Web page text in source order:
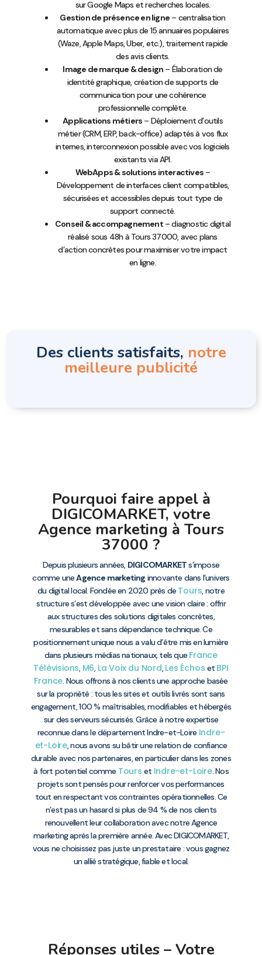
sur Google Maps et recherches locales.
Gestion de présence en ligne – centralisation
automatique avec plus de 15 annuaires populaires
(Waze, Apple Maps, Uber, etc.), traitement rapide
des avis clients.
Image de marque & design – Élaboration de
identité graphique, création de supports de
communication pour une cohérence
professionnelle complète.
Applications métiers – Déploiement d’outils
métier (CRM, ERP, back-office) adaptés à vos flux
internes, interconnexion possible avec vos logiciels
existants via API.
WebApps & solutions interactives –
Développement de interfaces client compatibles,
sécurisées et accessibles depuis tout type de
support connecté.
Conseil & accompagnement– diagnostic digital
réalisé sous 48h à Tours 37000, avec plans
d’action concrètes pour maximiser votre impact
en ligne.
Des clients satisfaits, notre
meilleure publicité
Pourquoi faire appel à
DIGICOMARKET, votre
Agence marketing à Tours
37000 ?
Depuis plusieurs années, DIGICOMARKETs’impose
comme uneAgence marketing innovante dans l’univers
du digital local. Fondée en 2020 près de Tours, notre
structure s’est développée avec une vision claire : offrir
aux structures des solutions digitales concrètes,
mesurables et sans dépendance technique. Ce
positionnement unique nous a valu d’être mis en lumière
dans plusieurs médias nationaux, tels que France
Télévisions, M6, La Voix du Nord,Les Échos et BPI
France. Nous offrons à nos clients une approche basée
sur la propriété : tous les sites et outils livrés sont sans
engagement, 100 % maîtrisables, modifiables et hébergés
sur des serveurs sécurisés. Grâce à notre expertise
reconnue dans le département Indre-et-Loire Indre-
et-Loire, nous avons su bâtir une relation de confiance
durable avec nos partenaires, en particulier dans les zones
à fort potentiel comme Tours et Indre-et-Loire. Nos
projets sont pensés pour renforcer vos performances
tout en respectant vos contraintes opérationnelles. Ce
n’est pas un hasard si plus de 94 % de nos clients
renouvellent leur collaboration avec notre Agence
marketing après la première année. Avec DIGICOMARKET,
vous ne choisissez pas juste un prestataire : vous gagnez
un allié stratégique, fiable et local.
Réponses utiles – Votre